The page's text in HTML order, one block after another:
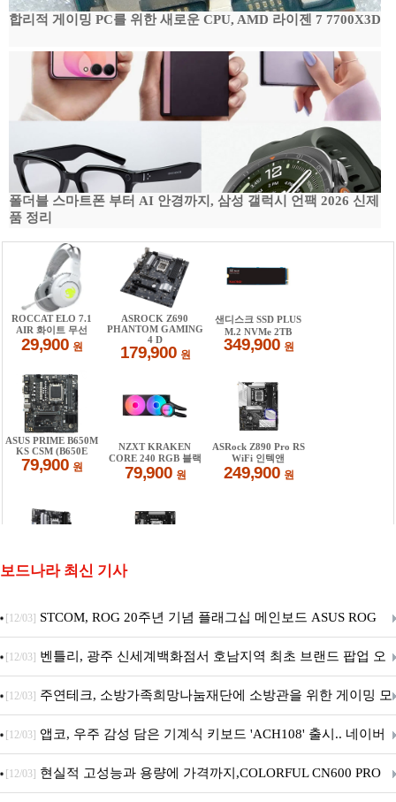
합리적 게이밍 PC를 위한 새로운 CPU, AMD 라이젠 7 7700X3D
폴더블 스마트폰 부터 AI 안경까지, 삼성 갤럭시 언팩 2026 신제
품 정리
보드나라 최신 기사
[12/03] STCOM, ROG 20주년 기념 플래그십 메인보드 ASUS ROG
Crosshair X870E EDITION 20 국내 출시 예정
[12/03] 벤틀리, 광주 신세계백화점서 호남지역 최초 브랜드 팝업 오
픈
[12/03] 주연테크, 소방가족희망나눔재단에 소방관을 위한 게이밍 모
니터·스마트 펫 침대 기부
[12/03] 앱코, 우주 감성 담은 기계식 키보드 'ACH108' 출시.. 네이버
브랜드데이 기획전 진행
[12/03] 현실적 고성능과 용량에 가격까지,COLORFUL CN600 PRO